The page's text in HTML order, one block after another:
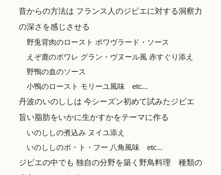
昔からの方法は フランス人のジビエに対する洞察力
の深さを感じさせる
野兎背肉のロースト ポワヴラード・ソース
えぞ鹿のポワレ グラン・ヴヌール風 赤すぐり添え
野鴨の血のソース
小鴨のロースト モリーユ風味 etc...
丹波のいのししは 今シーズン初めて試みたジビエ
旨い脂肪をいかに生かすかをテーマに作る
いのししの煮込み ヌイユ添え
いのししのポ・ト・フー 八角風味 etc...
ジビエの中でも 独自の分野を築く野鳥料理 種類の